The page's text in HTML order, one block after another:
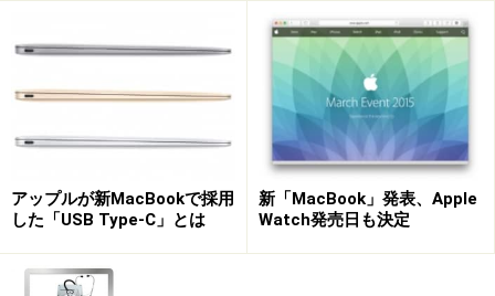
プリンタの準備が終了したら、Mac側で「システム環境
設定」を起動して「プリントとファクス」画面で「＋」
ボタンをクリックすれば、どの接続方法でも自動的に検
出されるので、使用したいプリンタを選んで「追加」ボ
タンを押して完了※です。
※USB接続ならば、Macとプリンタを接続すれば自動的に
プリンタが登録されますのでこの作業も必要ありません
アップルが新MacBookで採用
した「USB Type-C」とは
新「MacBook」発表、Apple
Watch発売日も決定